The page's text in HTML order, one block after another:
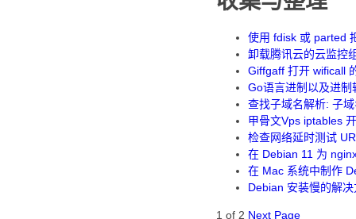
使用 fdisk 或 parted
卸载腾讯云的云监控
Giffgaff 打开 wificall
Go语言进制以及进制
查找子域名解析: 子
甲骨文Vps iptables
检查网络延时测试
在 Debian 11 为
在 Mac 系统中制作
Debian 安装慢的解决
1 of 2 Next Page